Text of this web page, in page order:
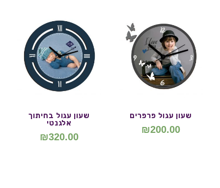
שעון עגול פרפרים
₪200.00
שעון עגול בחיתוך
אלגנטי
₪320.00